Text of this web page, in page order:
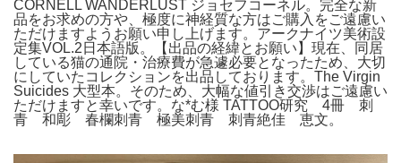
CORNELL WANDERLUST ジョセフコーネル。完全な新
品をお求めの方や、極度に神経質な方はご購入をご遠慮い
ただけますようお願い申し上げます。アークナイツ美術設
定集VOL.2日本語版。【出品の経緯とお願い】現在、同居
している猫の通院・治療費が急遽必要となったため、大切
にしていたコレクションを出品しております。The Virgin
Suicides 大型本。そのため、大幅な値引き交渉はご遠慮い
ただけますと幸いです。な*む様 TATTOO研究 4冊 刺
青 和彫 春欄刺青 極美刺青 刺青絶佳 恵文。